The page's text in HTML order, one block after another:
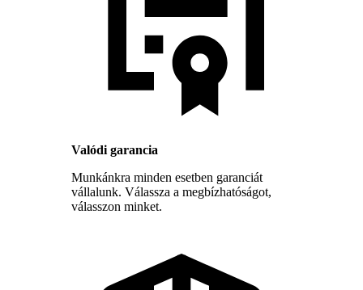
Valódi garancia
Munkánkra minden esetben garanciát
vállalunk. Válassza a megbízhatóságot,
válasszon minket.